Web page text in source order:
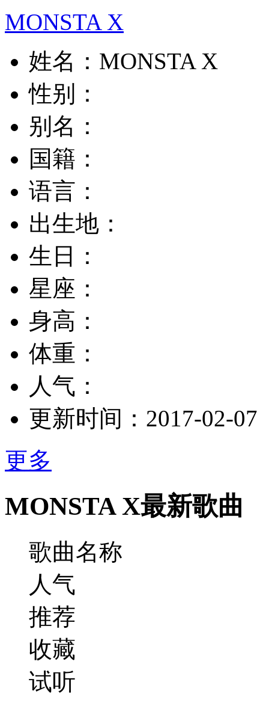
MONSTA X
姓名： MONSTA X
性别：
别名：
国籍：
语言：
出生地：
生日：
星座：
身高：
体重：
人气：
更新时间： 2017-02-07
更多
MONSTA X最新歌曲
歌曲名称
人气
推荐
收藏
试听